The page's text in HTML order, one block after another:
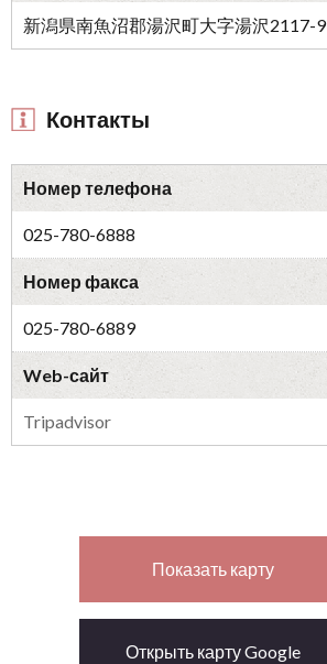
新潟県南魚沼郡湯沢町大字湯沢2117-9
Контакты
Номер телефона
025-780-6888
Номер факса
025-780-6889
Web-сайт
Tripadvisor
Показать карту
Открыть карту Google